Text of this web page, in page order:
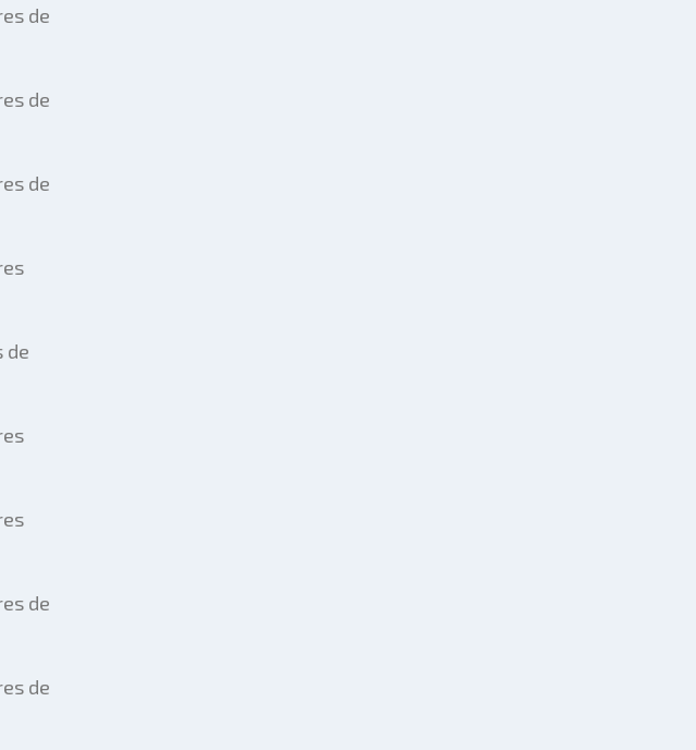
de
de
de
de
de
de